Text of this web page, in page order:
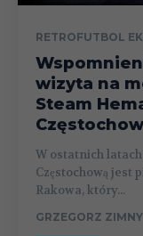
RETROFUTBOL
wizyta na
Steam
W ostatnich
Częstochową jest
Rakowa, który...
GRZEGORZ ZIMNY